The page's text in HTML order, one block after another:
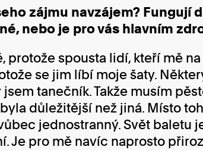
zájmu navzájem? Fungují
nebo je pro vás hlavním
protože spousta lidí, kteří mě
se jim líbí moje šaty.
tanečník. Takže musím
důležitější než jiná. Místo
jednostranný. Svět baletu
Je pro mě navíc naprosto